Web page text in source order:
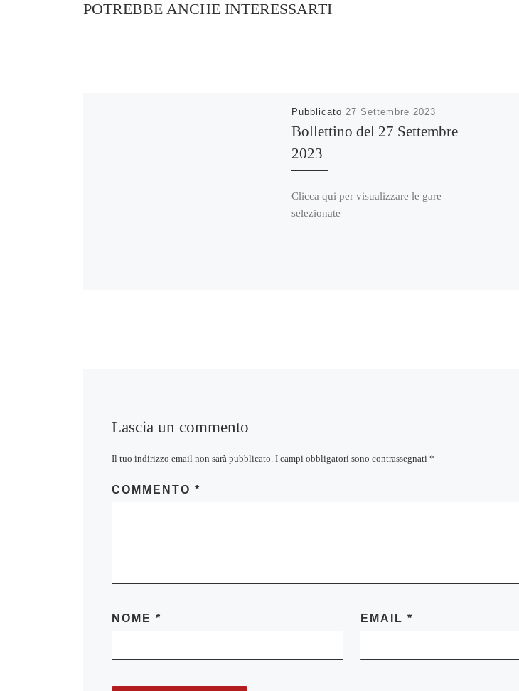
POTREBBE ANCHE INTERESSARTI
Pubblicato 27 Settembre 2023
Bollettino del 27 Settembre
2023
Clicca qui per visualizzare le gare
selezionate
Lascia un commento
Il tuo indirizzo email non sarà pubblicato. I campi obbligatori sono contrassegnati *
COMMENTO *
NOME * EMAIL *